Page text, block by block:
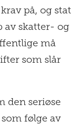
på, og stat
av skatter- og
må
som slår
den seriøse
følge av